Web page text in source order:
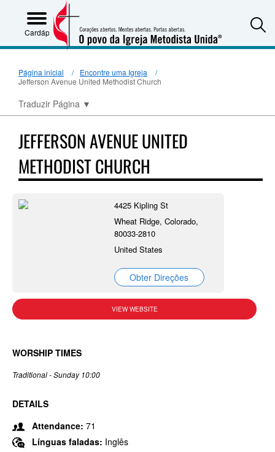
Cardápio
Página inicial
Encontre uma Igreja
Jefferson Avenue United Methodist Church
Traduzir Página ▼
JEFFERSON AVENUE UNITED
METHODIST CHURCH
4425 Kipling St
Wheat Ridge, Colorado,
80033-2810
United States
Obter Direções
VIEW WEBSITE
WORSHIP TIMES
Traditional - Sunday 10:00
DETAILS
Attendance: 71
Línguas faladas: Inglês